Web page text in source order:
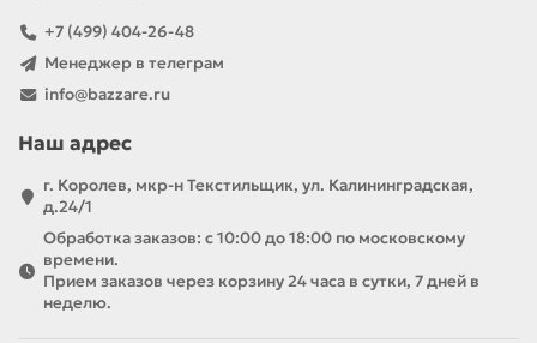
+7 (499) 404-26-48
Менеджер в телеграм
info@bazzare.ru
Наш адрес
г. Королев, мкр-н Текстильщик, ул. Калининградская,
д.24/1
Обработка заказов: с 10:00 до 18:00 по московскому
времени.
Прием заказов через корзину 24 часа в сутки, 7 дней в
неделю.